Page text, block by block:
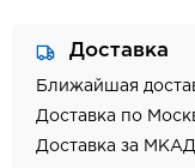
Доставка
Ближайшая
Доставка по
Доставка за